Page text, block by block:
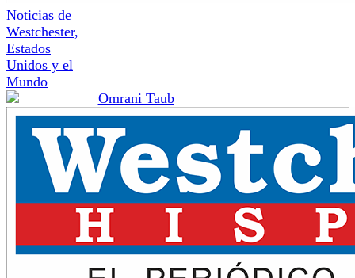
Noticias de
Westchester,
Estados
Unidos y el
Mundo